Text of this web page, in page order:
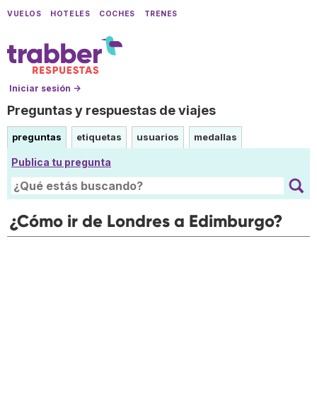
VUELOS HOTELES COCHES TRENES
Iniciar sesión →
Preguntas y respuestas de viajes
preguntas etiquetas usuarios medallas
Publica tu pregunta
¿Cómo ir de Londres a Edimburgo?